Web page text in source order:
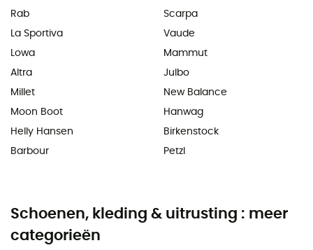
Rab
La Sportiva
Lowa
Altra
Millet
Moon Boot
Helly Hansen
Barbour
Scarpa
Vaude
Mammut
Julbo
New Balance
Hanwag
Birkenstock
Petzl
Schoenen, kleding & uitrusting : meer
categorieën